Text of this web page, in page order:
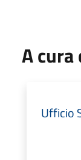
A cura
Ufficio